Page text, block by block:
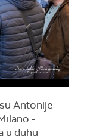
Antonije
-
u duhu